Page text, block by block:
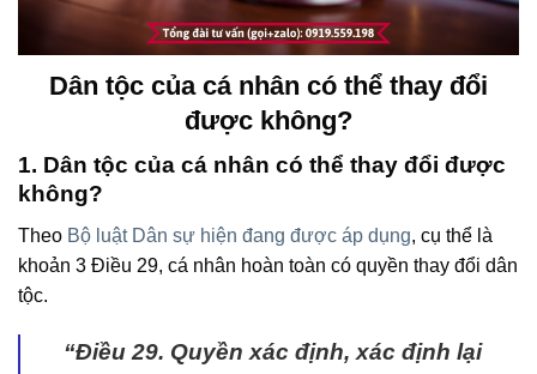
Dân tộc của cá nhân có thể thay đổi
được không?
1. Dân tộc của cá nhân có thể thay đổi được
không?
Theo Bộ luật Dân sự hiện đang được áp dụng, cụ thể là
khoản 3 Điều 29, cá nhân hoàn toàn có quyền thay đổi dân
tộc.
“Điều 29. Quyền xác định, xác định lại